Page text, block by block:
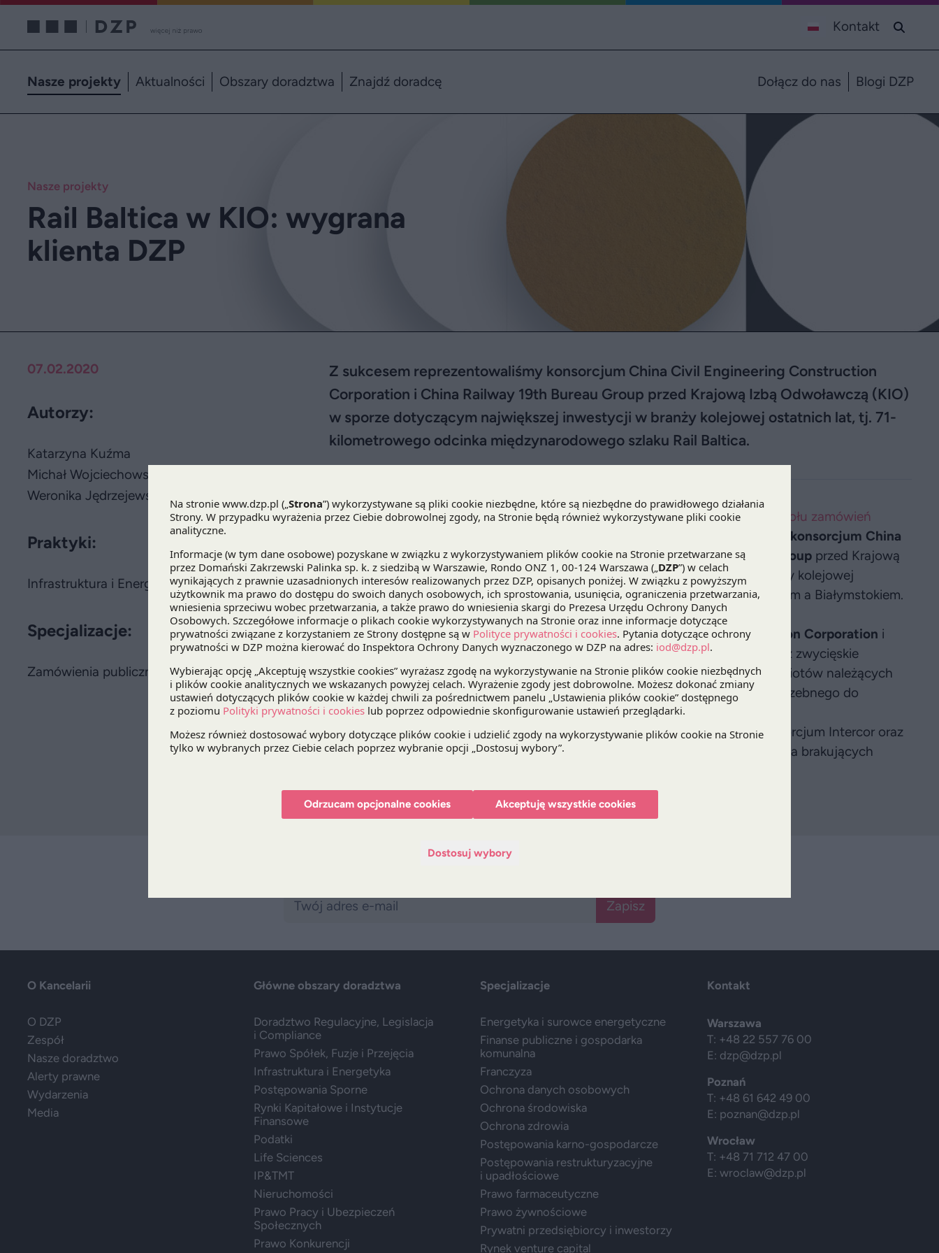
Kontakt
Nasze projekty Aktualności Obszary doradztwa Znajdź doradcę Dołącz do nas Blogi DZP
Nasze projekty
Rail Baltica w KIO: wygrana
klienta DZP
07.02.2020
Autorzy:
Katarzyna Kuźma
Michał Wojciechowski
Weronika Jędrzejewska
Praktyki:
Infrastruktura i Energetyka
Specjalizacje:
Zamówienia publiczne
Z sukcesem reprezentowaliśmy konsorcjum China Civil Engineering Construction
Corporation i China Railway 19th Bureau Group przed Krajową Izbą Odwoławczą (KIO)
w sporze dotyczącym największej inwestycji w branży kolejowej ostatnich lat, tj. 71-
kilometrowego odcinka międzynarodowego szlaku Rail Baltica.
Katarzyna Kuźma,Michał Wojciechowskioraz Weronika Jędrzejewska z
zespołu zamówień
konsorcjum China
Civil Engineering Construction Corporation i China Railway 19th Bureau Group przed Krajową
Izbą Odwoławczą (KIO) w sporze dotyczącym największej inwestycji w branży kolejowej
ostatnich lat, tj. 71-kilometrowego odcinka linii kolejowej E75 między Czyżewem a Białymstokiem.
Inwestycja ta stanowi fragment międzynarodowego szlakuRail Baltica.
KIO podzieliło argumentację konsorcjum China Civil Engineering Construction Corporation i
China Railway 19th Bureau Groupdotyczącą konieczności uzupełnienia przez zwycięskie
konsorcjum (Przedsiębiorstwo Usług Technicznych Intercor oraz dwóch podmiotów należących
do grupy PowerChina) informacji w sprawie posiadanego doświadczenia, potrzebnego do
spełnienia warunków udziału w przetargu.
Tym samym Izba zobowiązała PKP PLK do unieważnienia wyboru oferty konsorcjum Intercor oraz
powtórzenia badania i oceny jego oferty wraz z wezwaniem go do uzupełnienia brakujących
Zapisz
O Kancelarii
O DZP
Zespół
Nasze doradztwo
Alerty prawne
Wydarzenia
Media
Główne obszary doradztwa
Doradztwo Regulacyjne, Legislacja
i Compliance
Prawo Spółek, Fuzje i Przejęcia
Infrastruktura i Energetyka
Postępowania Sporne
Rynki Kapitałowe i Instytucje
Finansowe
Podatki
Life Sciences
IP&TMT
Nieruchomości
Prawo Pracy i Ubezpieczeń
Społecznych
Prawo Konkurencji
Specjalizacje
Energetyka i surowce energetyczne
Finanse publiczne i gospodarka
komunalna
Franczyza
Ochrona danych osobowych
Ochrona środowiska
Ochrona zdrowia
Postępowania karno-gospodarcze
Postępowania restrukturyzacyjne
i upadłościowe
Prawo farmaceutyczne
Prawo żywnościowe
Prywatni przedsiębiorcy i inwestorzy
Rynek venture capital
Kontakt
Warszawa
T: +48 22 557 76 00
E: dzp@dzp.pl
Poznań
T: +48 61 642 49 00
E: poznan@dzp.pl
Wrocław
T: +48 71 712 47 00
E: wroclaw@dzp.pl
Odrzucam opcjonalne cookies Akceptuję wszystkie cookies
Dostosuj wybory